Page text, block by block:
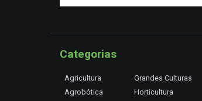
Categorias
Agricultura
Agrobótica
Grandes Culturas
Horticultura